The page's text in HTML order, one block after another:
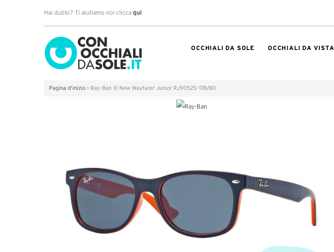
Hai dubbi? Ti aiutiamo noi clicca qui
OCCHIALI DA SOLE OCCHIALI DA VISTA
Pagina d'inizio > Ray-Ban ® New Wayfarer Junior RJ9052S-178/80